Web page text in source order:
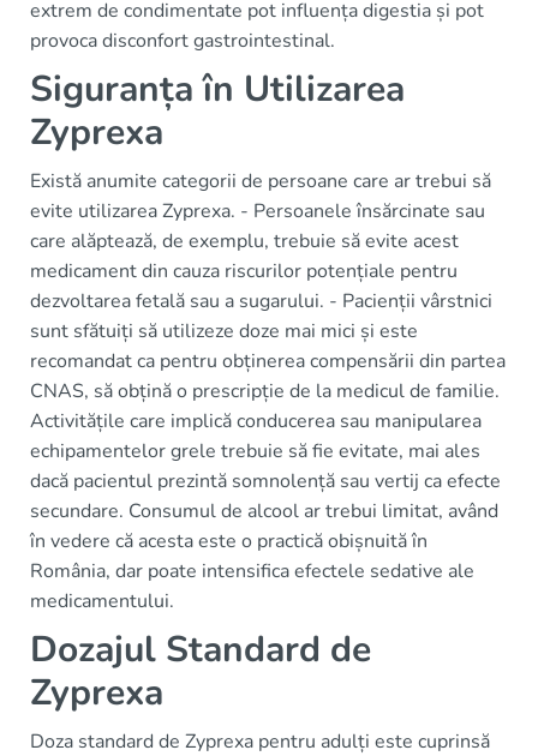
extrem de condimentate pot influența digestia și pot
provoca disconfort gastrointestinal.
Siguranța în Utilizarea
Zyprexa
Există anumite categorii de persoane care ar trebui să
evite utilizarea Zyprexa. - Persoanele însărcinate sau
care alăptează, de exemplu, trebuie să evite acest
medicament din cauza riscurilor potențiale pentru
dezvoltarea fetală sau a sugarului. - Pacienții vârstnici
sunt sfătuiți să utilizeze doze mai mici și este
recomandat ca pentru obținerea compensării din partea
CNAS, să obțină o prescripție de la medicul de familie.
Activitățile care implică conducerea sau manipularea
echipamentelor grele trebuie să fie evitate, mai ales
dacă pacientul prezintă somnolență sau vertij ca efecte
secundare. Consumul de alcool ar trebui limitat, având
în vedere că acesta este o practică obișnuită în
România, dar poate intensifica efectele sedative ale
medicamentului.
Dozajul Standard de
Zyprexa
Doza standard de Zyprexa pentru adulți este cuprinsă